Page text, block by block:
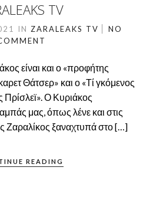
TV
IN ZARALEAKS TV
NO
είναι και ο «προφήτης
Θάτσερ» και ο «Τί γκόμενος
Πρίσλεϊ». Ο Κυριάκος
μας, όπως λένε και στις
Ζαραλίκος ξαναχτυπά στο […]
READING